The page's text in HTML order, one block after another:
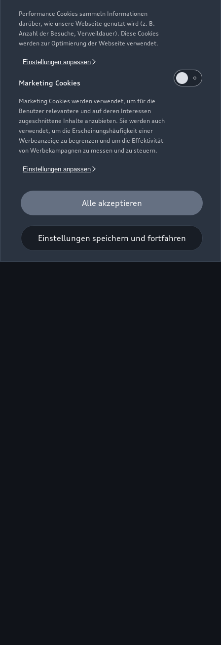
Performance Cookies sammeln Informationen
darüber, wie unsere Webseite genutzt wird (z. B.
Anzahl der Besuche, Verweildauer). Diese Cookies
werden zur Optimierung der Webseite verwendet.
Einstellungen anpassen
Marketing Cookies
Marketing Cookies werden verwendet, um für die
Benutzer relevantere und auf deren Interessen
zugeschnittene Inhalte anzubieten. Sie werden auch
verwendet, um die Erscheinungshäufigkeit einer
Werbeanzeige zu begrenzen und um die Effektivität
von Werbekampagnen zu messen und zu steuern.
Einstellungen anpassen
Alle akzeptieren
Einstellungen speichern und fortfahren
Teile- und Zubehörverkauf
Geschlossen,öffnet amMontag 07:00
Schautag
Geschlossen,öffnet am
Zur Inspektion